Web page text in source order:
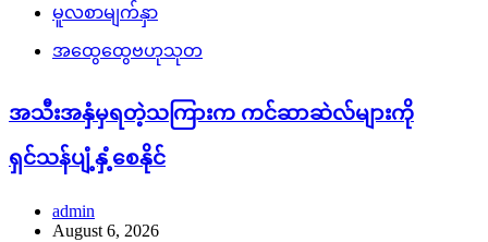
မူလစာမျက်နှာ
အထွေထွေဗဟုသုတ
အသီးအနှံမှရတဲ့သကြားက ကင်ဆာဆဲလ်များကို
ရှင်သန်ပျံ့နှံ့စေနိုင်
admin
August 6, 2026